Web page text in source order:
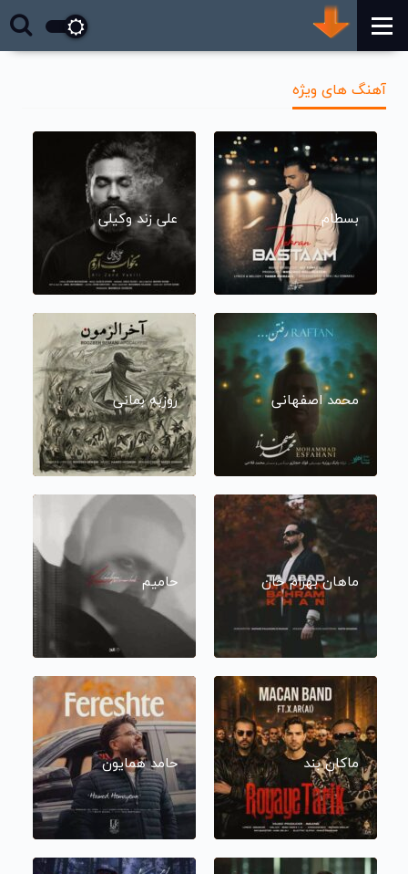
آهنگ های ویژه
بسطام علی زند وکیلی
محمد اصفهانی روزبه بمانی
ماهان بهرام خان حامیم
ماکان بند حامد همایون